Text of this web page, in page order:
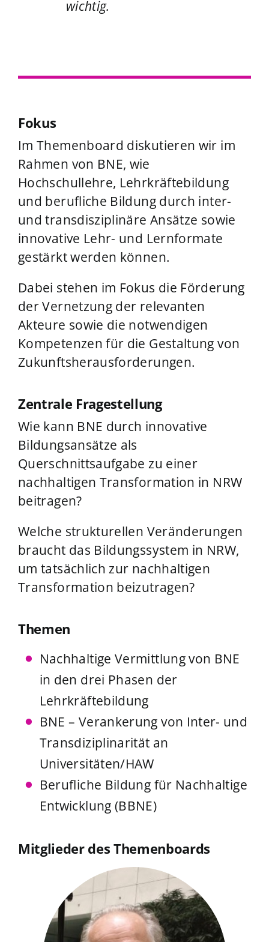
wichtig.
Fokus
Im Themenboard diskutieren wir im
Rahmen von BNE, wie
Hochschullehre, Lehrkräftebildung
und berufliche Bildung durch inter-
und transdisziplinäre Ansätze sowie
innovative Lehr- und Lernformate
gestärkt werden können.
Dabei stehen im Fokus die Förderung
der Vernetzung der relevanten
Akteure sowie die notwendigen
Kompetenzen für die Gestaltung von
Zukunftsherausforderungen.
Zentrale Fragestellung
Wie kann BNE durch innovative
Bildungsansätze als
Querschnittsaufgabe zu einer
nachhaltigen Transformation in NRW
beitragen?
Welche strukturellen Veränderungen
braucht das Bildungssystem in NRW,
um tatsächlich zur nachhaltigen
Transformation beizutragen?
Themen
Nachhaltige Vermittlung von BNE
in den drei Phasen der
Lehrkräftebildung
BNE – Verankerung von Inter- und
Transdiziplinarität an
Universitäten/HAW
Berufliche Bildung für Nachhaltige
Entwicklung (BBNE)
Mitglieder des Themenboards